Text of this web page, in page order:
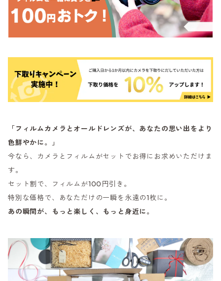
「フィルムカメラとオールドレンズが、あなたの思い出をより
色鮮やかに。」
今なら、カメラとフィルムがセットでお得にお求めいただけま
す。
セット割で、フィルムが100円引き。
特別な価格で、あなただけの一瞬を永遠の1枚に。
あの瞬間が、もっと楽しく、もっと身近に。